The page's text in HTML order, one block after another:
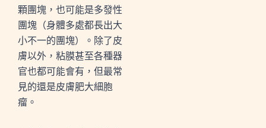
顆團塊，也可能是多發性
團塊（身體多處都長出大
小不一的團塊）。除了皮
膚以外，粘膜甚至各種器
官也都可能會有，但最常
見的還是皮膚肥大細胞
瘤。